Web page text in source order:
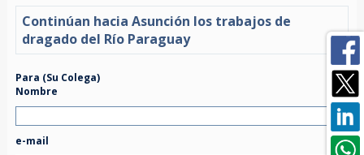
Continúan hacia Asunción los trabajos de
dragado del Río Paraguay
Para (Su Colega)
Nombre
e-mail